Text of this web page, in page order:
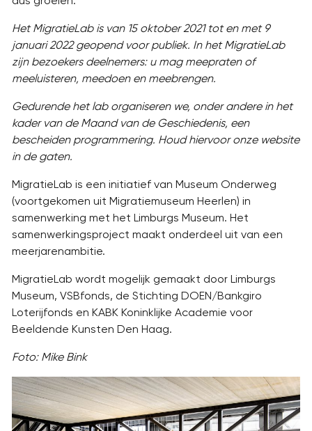
Het MigratieLab is van 15 oktober 2021 tot en met 9
januari 2022 geopend voor publiek. In het MigratieLab
zijn bezoekers deelnemers: u mag meepraten of
meeluisteren, meedoen en meebrengen.
Gedurende het lab organiseren we, onder andere in het
kader van de Maand van de Geschiedenis, een
bescheiden programmering. Houd hiervoor onze website
in de gaten.
MigratieLab is een initiatief van Museum Onderweg
(voortgekomen uit Migratiemuseum Heerlen) in
samenwerking met het Limburgs Museum. Het
samenwerkingsproject maakt onderdeel uit van een
meerjarenambitie.
MigratieLab wordt mogelijk gemaakt door Limburgs
Museum, VSBfonds, de Stichting DOEN/Bankgiro
Loterijfonds en KABK Koninklijke Academie voor
Beeldende Kunsten Den Haag.
Foto: Mike Bink